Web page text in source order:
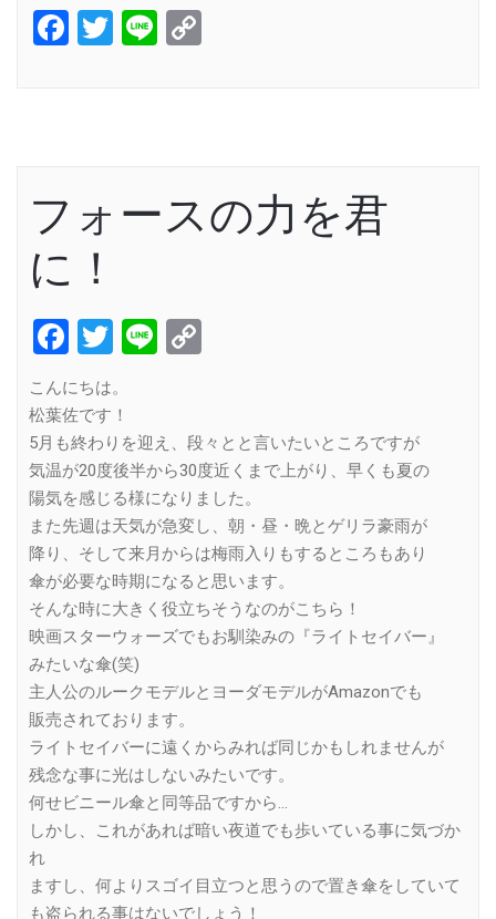
Facebook
Twitter
Line
フォースの力を君
に！
Facebook
Twitter
Line
こんにちは。
松葉佐です！
5月も終わりを迎え、段々とと言いたいところですが
気温が20度後半から30度近くまで上がり、早くも夏の
陽気を感じる様になりました。
また先週は天気が急変し、朝・昼・晩とゲリラ豪雨が
降り、そして来月からは梅雨入りもするところもあり
傘が必要な時期になると思います。
そんな時に大きく役立ちそうなのがこちら！
映画スターウォーズでもお馴染みの『ライトセイバー』
みたいな傘(笑)
主人公のルークモデルとヨーダモデルがAmazonでも
販売されております。
ライトセイバーに遠くからみれば同じかもしれませんが
残念な事に光はしないみたいです。
何せビニール傘と同等品ですから…
しかし、これがあれば暗い夜道でも歩いている事に気づか
れ
ますし、何よりスゴイ目立つと思うので置き傘をしていて
も盗られる事はないでしょう！